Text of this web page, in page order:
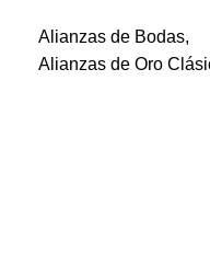
Alianzas de Bodas,
Alianzas de Oro